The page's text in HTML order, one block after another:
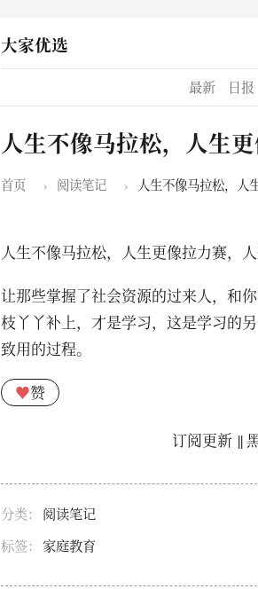
大家优选
最新 日报
人生不像马拉松，人生
首页 › 阅读笔记 › 人生不像马拉松，人
人生不像马拉松，人生更像拉力赛，人
让那些掌握了社会资源的过来人，和
枝丫丫补上，才是学习，这是学习的
致用的过程。
♥赞
订阅更新||
分类：
阅读笔记
标签： 家庭教育